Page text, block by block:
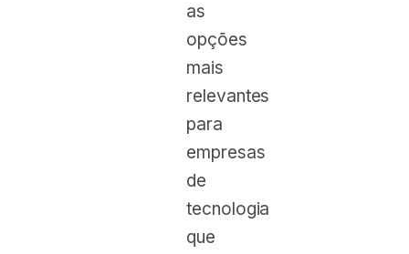
as
opções
mais
relevantes
para
empresas
de
tecnologia
que